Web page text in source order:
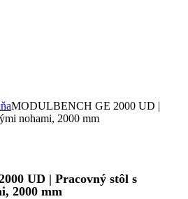
MODULBENCH GE 2000 UD |
nohami, 2000 mm
UD | Pracovný stôl s
2000 mm